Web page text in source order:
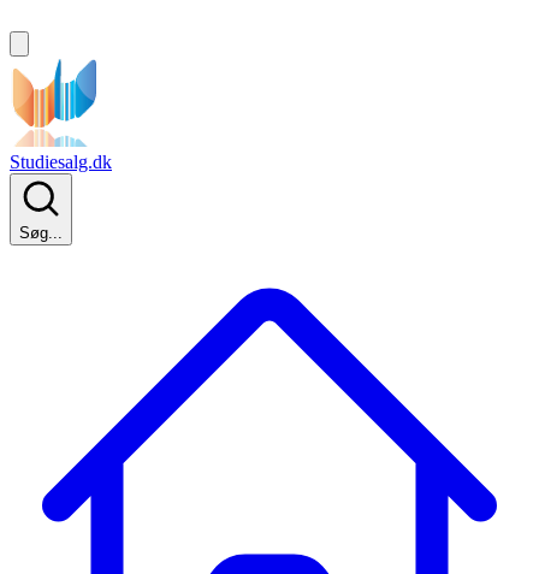
Studiesalg.dk
Søg...